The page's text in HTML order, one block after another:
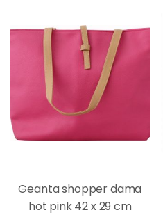
Geanta shopper dama
hot pink 42 x 29 cm